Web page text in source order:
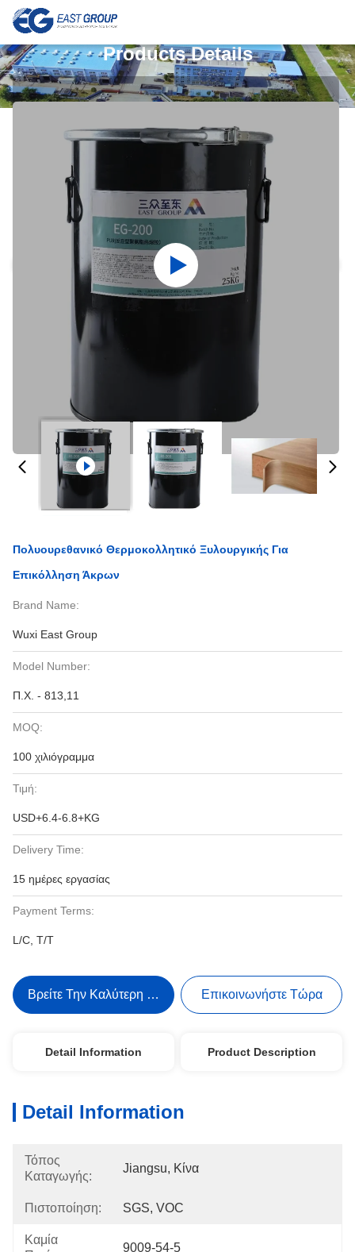
Products Details
Πολυουρεθανικό Θερμοκολλητικό Ξυλουργικής Για
Επικόλληση Άκρων
Brand Name:
Wuxi East Group
Model Number:
Π.Χ. - 813,11
MOQ:
100 χιλιόγραμμα
Τιμή:
USD+6.4-6.8+KG
Delivery Time:
15 ημέρες εργασίας
Payment Terms:
L/C, T/T
Βρείτε Την Καλύτερη Τιμή Επικοινωνήστε Τώρα
Detail Information Product Description
Detail Information
Τόπος
Καταγωγής:
Jiangsu, Κίνα
Πιστοποίηση: SGS, VOC
Καμία
9009-54-5